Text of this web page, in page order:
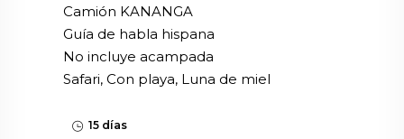
Camión KANANGA
Guía de habla hispana
No incluye acampada
Safari, Con playa, Luna de miel
15 días